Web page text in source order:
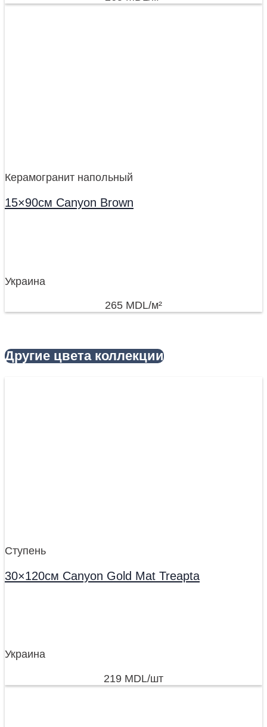
Керамогранит напольный
15×90см Canyon Brown
Украина
265 MDL/м²
Другие цвета коллекции
Ступень
30×120см Canyon Gold Mat Treapta
Украина
219 MDL/шт